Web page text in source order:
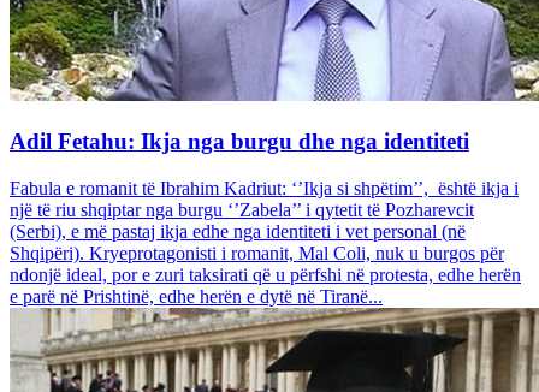
Adil Fetahu: Ikja nga burgu dhe nga identiteti
Fabula e romanit të Ibrahim Kadriut: ‘’Ikja si shpëtim’’, është ikja i
një të riu shqiptar nga burgu ‘’Zabela’’ i qytetit të Pozharevcit
(Serbi), e më pastaj ikja edhe nga identiteti i vet personal (në
Shqipëri). Kryeprotagonisti i romanit, Mal Coli, nuk u burgos për
ndonjë ideal, por e zuri taksirati që u përfshi në protesta, edhe herën
e parë në Prishtinë, edhe herën e dytë në Tiranë...